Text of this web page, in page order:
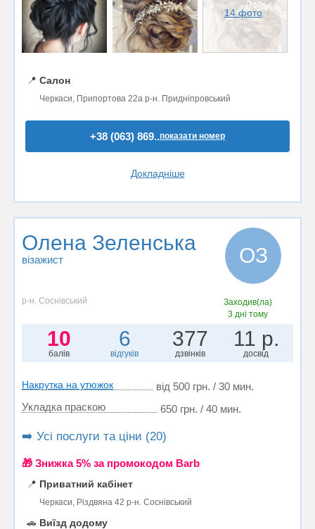
14 фото
📍 Салон
Черкаси, Припортова 22а р-н. Придніпровський
+38 (063) 869..показати номер
Докладніше
Олена Зеленська
візажист ОЗ
р-н. Соснівський
Заходив(ла)
3 дні тому
10
балів
6
відгуків
377
дзвінків
11 р.
досвід
Накрутка на утюжок
від 500 грн. / 30 мин.
Укладка праскою
650 грн. / 40 мин.
➡️ Усі послуги та ціни (20)
🎁 Знижка 5% за промокодом Barb
📍 Приватний кабінет
Черкаси, Різдвяна 42 р-н. Соснівський
🚗 Виїзд додому